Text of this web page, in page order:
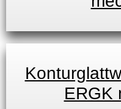
ERGK